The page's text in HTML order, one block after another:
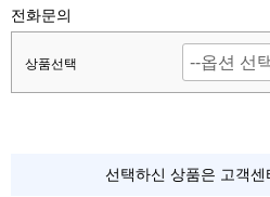
전화문의
상품선택
선택하신 상품은 고객센